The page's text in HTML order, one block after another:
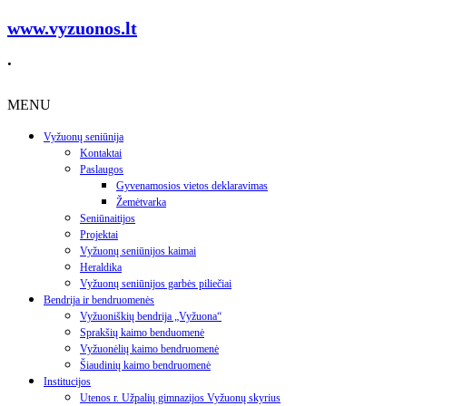
www.vyzuonos.lt
.
MENU
Vyžuonų seniūnija
Kontaktai
Paslaugos
Gyvenamosios vietos deklaravimas
Žemėtvarka
Seniūnaitijos
Projektai
Vyžuonų seniūnijos kaimai
Heraldika
Vyžuonų seniūnijos garbės piliečiai
Bendrija ir bendruomenės
Vyžuoniškių bendrija „Vyžuona“
Sprakšių kaimo benduomenė
Vyžuonėlių kaimo bendruomenė
Šiaudinių kaimo bendruomenė
Institucijos
Utenos r. Užpalių gimnazijos Vyžuonų skyrius